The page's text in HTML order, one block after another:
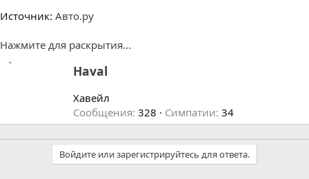
Источник: Авто.ру
Нажмите для раскрытия...
А
т
о
р
Haval
Хавейл
Сообщения 328 Симпатии 34
Войдите или зарегистрируйтесь для ответа.